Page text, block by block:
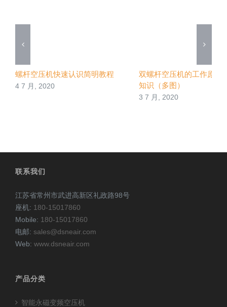
螺杆空压机快速认识简明教程
4 7 月, 2020
双螺杆空压机的工作原理
知识（多图）
3 7 月, 2020
联系我们
江苏省常州市武进高新区礼政路98号
座机: 180-15017860
Mobile: 180-15017860
电邮: sales@dsneair.com
Web: www.dsneair.com
产品分类
智能永磁变频空压机